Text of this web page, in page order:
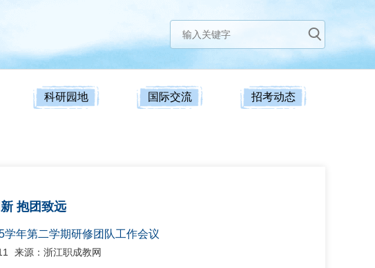
科研园地 国际交流 招考动态
抱团致远
年第二学期研修团队工作会议
来源：浙江职成教网